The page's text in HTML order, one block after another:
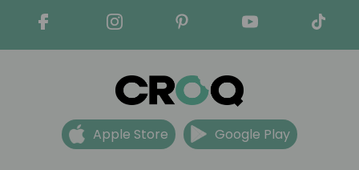
Apple Store Google Play